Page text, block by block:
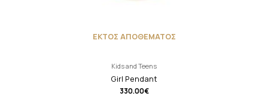
ΕΚΤΟΣ ΑΠΟΘΕΜΑΤΟΣ
Kids and Teens
Girl Pendant
330.00€